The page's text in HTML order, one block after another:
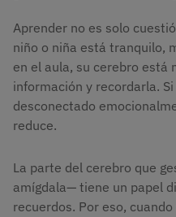
Aprender no es solo
niño o niña está tranquilo,
en el aula, su cerebro está
información y recordarla.
desconectado
reduce.
La parte del cerebro que
amígdala— tiene un papel
recuerdos. Por eso,